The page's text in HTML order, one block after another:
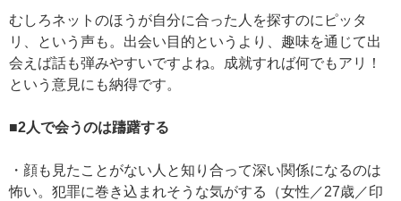
むしろネットのほうが自分に合った人を探すのにピッタ
リ、という声も。出会い目的というより、趣味を通じて出
会えば話も弾みやすいですよね。成就すれば何でもアリ！
という意見にも納得です。
■2人で会うのは躊躇する
・顔も見たことがない人と知り合って深い関係になるのは
怖い。犯罪に巻き込まれそうな気がする（女性／27歳／印